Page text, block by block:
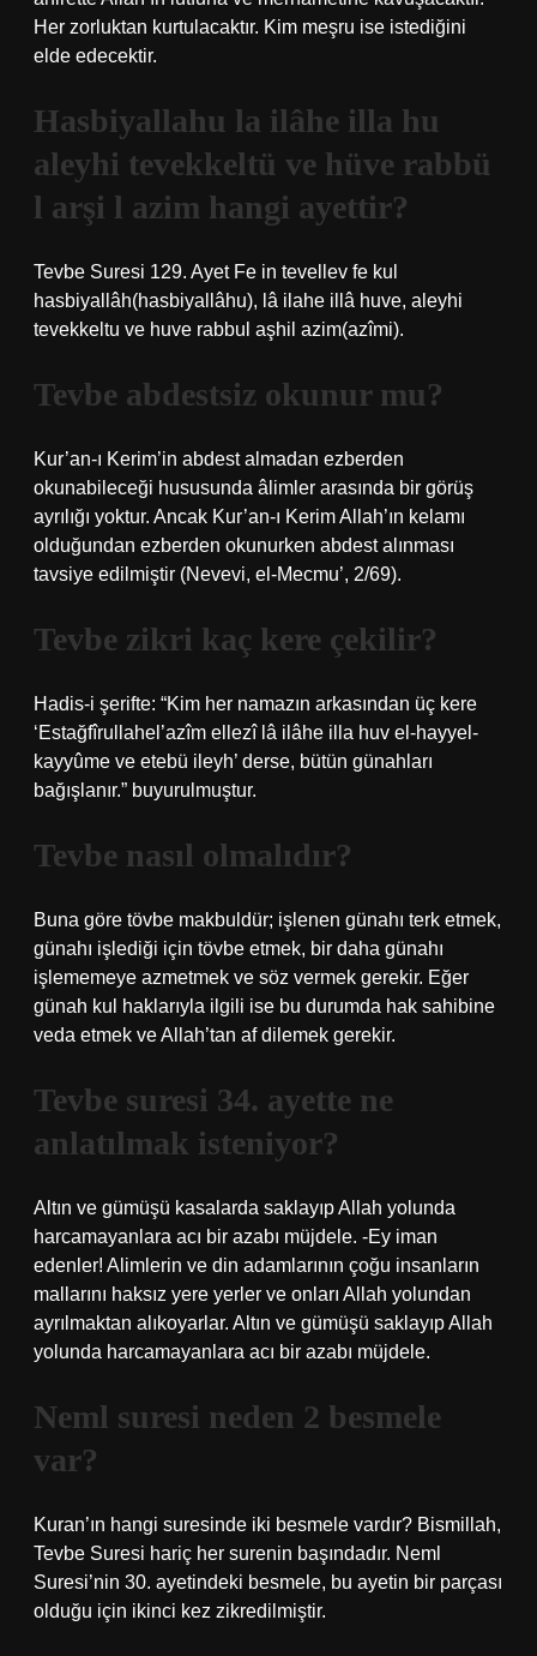
Her zorluktan kurtulacaktır. Kim meşru ise istediğini
elde edecektir.
Hasbiyallahu la ilâhe illa hu
aleyhi tevekkeltü ve hüve rabbü
l arşi l azim hangi ayettir?
Tevbe Suresi 129. Ayet Fe in tevellev fe kul
hasbiyallâh(hasbiyallâhu), lâ ilahe illâ huve, aleyhi
tevekkeltu ve huve rabbul aşhil azim(azîmi).
Tevbe abdestsiz okunur mu?
Kur’an-ı Kerim’in abdest almadan ezberden
okunabileceği hususunda âlimler arasında bir görüş
ayrılığı yoktur. Ancak Kur’an-ı Kerim Allah’ın kelamı
olduğundan ezberden okunurken abdest alınması
tavsiye edilmiştir (Nevevi, el-Mecmu’, 2/69).
Tevbe zikri kaç kere çekilir?
Hadis-i şerifte: “Kim her namazın arkasından üç kere
‘Estağfîrullahel’azîm ellezî lâ ilâhe illa huv el-hayyel-
kayyûme ve etebü ileyh’ derse, bütün günahları
bağışlanır.” buyurulmuştur.
Tevbe nasıl olmalıdır?
Buna göre tövbe makbuldür; işlenen günahı terk etmek,
günahı işlediği için tövbe etmek, bir daha günahı
işlememeye azmetmek ve söz vermek gerekir. Eğer
günah kul haklarıyla ilgili ise bu durumda hak sahibine
veda etmek ve Allah’tan af dilemek gerekir.
Tevbe suresi 34. ayette ne
anlatılmak isteniyor?
Altın ve gümüşü kasalarda saklayıp Allah yolunda
harcamayanlara acı bir azabı müjdele. -Ey iman
edenler! Alimlerin ve din adamlarının çoğu insanların
mallarını haksız yere yerler ve onları Allah yolundan
ayrılmaktan alıkoyarlar. Altın ve gümüşü saklayıp Allah
yolunda harcamayanlara acı bir azabı müjdele.
Neml suresi neden 2 besmele
var?
Kuran’ın hangi suresinde iki besmele vardır? Bismillah,
Tevbe Suresi hariç her surenin başındadır. Neml
Suresi’nin 30. ayetindeki besmele, bu ayetin bir parçası
olduğu için ikinci kez zikredilmiştir.